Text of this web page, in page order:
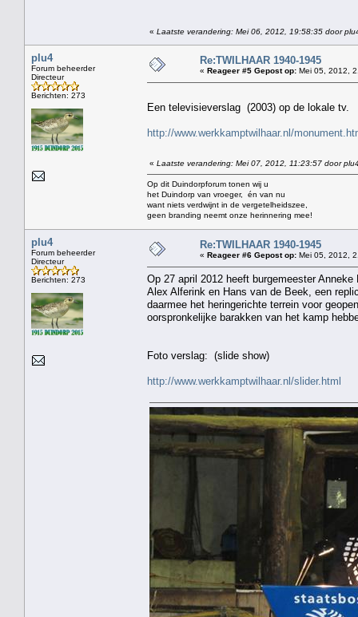
« Laatste verandering: Mei 06, 2012, 19:58:35 door
plu4
Forum beheerder
Directeur
Berichten: 273
Re:TWILHAAR 1940-1945
« Reageer #5 Gepost op: Mei 05, 2012,
Een televisieverslag (2003) op de lokale tv.
http://www.werkkamptwilhaar.nl/
« Laatste verandering: Mei 07, 2012, 11:23:57 door
Op dit Duindorpforum tonen wij u
het Duindorp van vroeger, én van nu
want niets verdwijnt in de vergetelheidszee,
geen branding neemt onze herinnering mee!
plu4
Forum beheerder
Directeur
Berichten: 273
Re:TWILHAAR 1940-1945
« Reageer #6 Gepost op: Mei 05, 2012,
Op 27 april 2012 heeft burgemeester
Alex Alferink en Hans van de Beek, een
daarmee het heringerichte terrein voor
oorspronkelijke barakken van het kamp
Foto verslag: (slide show)
http://www.werkkamptwilhaar.nl/slider.html